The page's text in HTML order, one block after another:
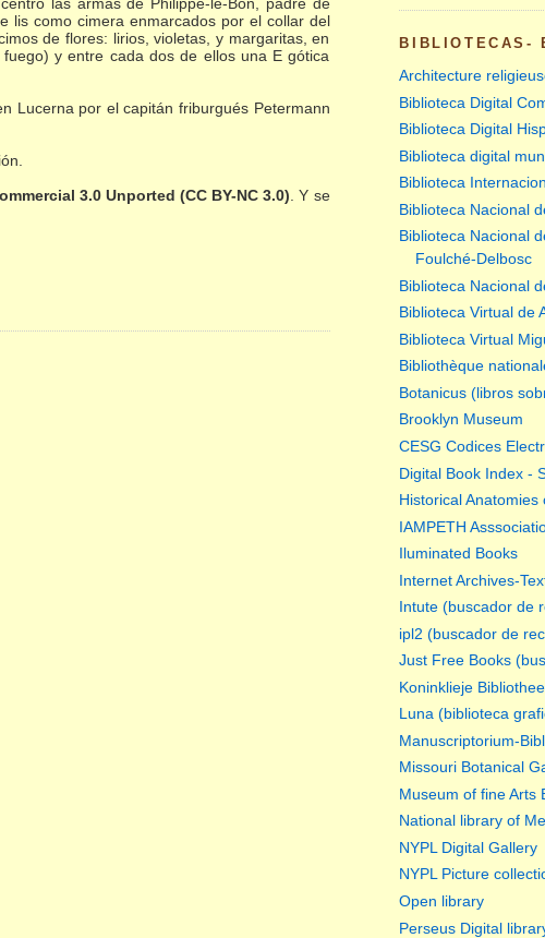
lis como cimera enmarcados por el collar del
de flores: lirios, violetas, y margaritas, en
y entre cada dos de ellos una E gótica
Lucerna por el capitán friburgués Petermann
3.0 Unported (CC BY-NC 3.0) . Y se
BIBLIOTECAS-
Architecture
Biblioteca Digital
Biblioteca Digital
Biblioteca digital
Biblioteca
Biblioteca Nacional
Biblioteca Nacional
Foulché-Delbosc
Biblioteca Nacional
Biblioteca Virtual de
Biblioteca Virtual
Bibliothèque
Botanicus (libros
Brooklyn Museum
CESG Codices
Digital Book Index -
Historical Anatomies
IAMPETH
Iluminated Books
Internet Archives-
Intute (buscador de
ipl2 (buscador de
Just Free Books
Koninklieje
Luna (biblioteca
Manuscriptorium-
Missouri Botanical
Museum of fine Arts
National library of
NYPL Digital Gallery
NYPL Picture
Open library
Perseus Digital